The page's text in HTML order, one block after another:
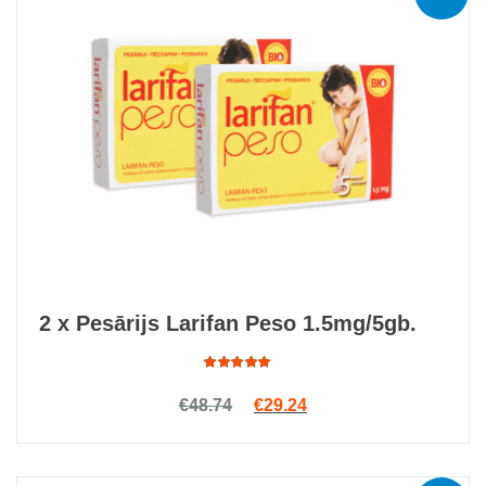
2 x Pesārijs Larifan Peso 1.5mg/5gb.
4.97
out
€48.74 Original price was: €48.74.
€29.24Current price is: